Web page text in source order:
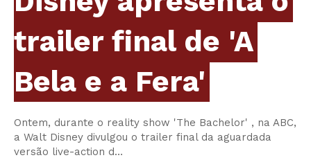
trailer final de 'A
Bela e a Fera'
Ontem, durante o reality show 'The Bachelor' , na ABC,
a Walt Disney divulgou o trailer final da aguardada
versão live-action d…